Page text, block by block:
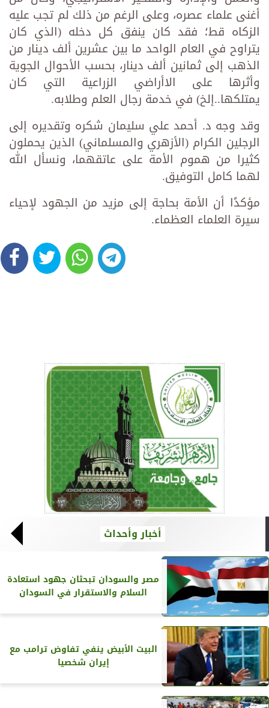
أغنى علماء عصره، وعلى الرغم من ذلك لم تجب عليه
الزكاه قط؛ فقد كان ينفق كل دخله (الذي كان
يتراوح في العام الواحد ما بين عشرين ألف دينار من
الذهب إلى ثمانين ألف دينار، بحسب الأحوال الجوية
وأثرها على الاأراضي الزراعية التي كان
يمتلكها..إلخ) في خدمة رجال العلم وطلابه.
وقد وجه د. أحمد علي سليمان شكره وتقديره إلى
الرجلين الكرام (الأزهري والمسلماني) الذين يحملون
كثيرا من هموم الأمة على عاتقهما، ونسأل الله
لهما كامل التوفيق.
مؤكدًا أن الأمة بحاجة إلى مزيد من الجهود لإحياء
سيرة العلماء العظماء.
أخبار وأحداث
مصر والسودان تبحثان جهود استعادة
السلام والاستقرار في السودان
البيت الأبيض ينفي تفاوض ترامب مع
إيران شخصيا